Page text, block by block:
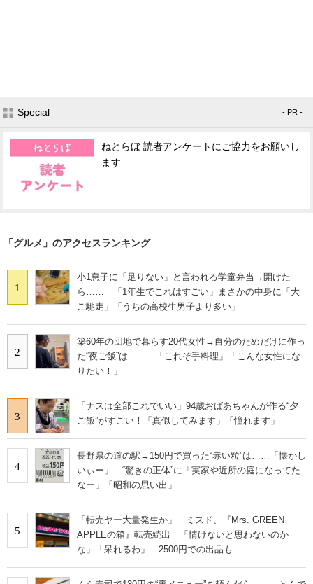
Special - PR -
ねとらぼ 読者アンケートにご協力をお願いし
ます
「グルメ」のアクセスランキング
1
小1息子に「足りない」と言われる学童弁当→開けた
ら…… 「1年生でこれはすごい」まさかの中身に「大
ご馳走」「うちの高校生男子より多い」
2
築60年の団地で暮らす20代女性→自分のためだけに作っ
た“夜ご飯”は…… 「これぞ手料理」「こんな女性にな
りたい！」
3
「ナスは全部これでいい」94歳おばあちゃんが作る“夕
ご飯”がすごい！「真似してみます」「憧れます」
4
長野県の道の駅→150円で買った“赤い粒”は……「懐かし
いぃー」 “驚きの正体”に「実家や近所の庭になってた
なー」「昭和の思い出」
5
「転売ヤー大量発生か」 ミスド、『Mrs. GREEN
APPLEの箱』転売続出 「情けないと思わないのか
な」「呆れるわ」 2500円での出品も